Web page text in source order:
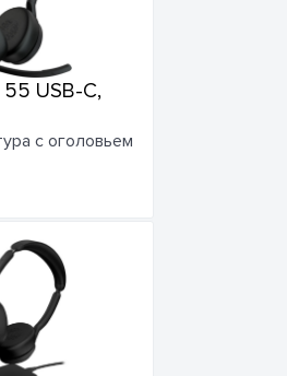
USB-C,
с оголовьем